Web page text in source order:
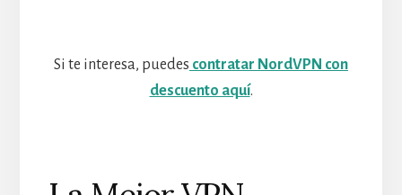
Si te interesa, puedes contratar NordVPN con
descuento aquí.